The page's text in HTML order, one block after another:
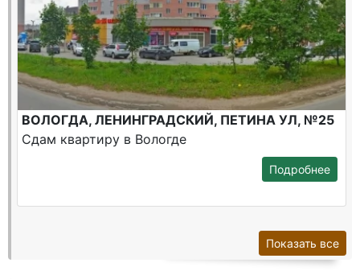
ВОЛОГДА, ЛЕНИНГРАДСКИЙ, ПЕТИНА УЛ, №25
Сдам квартиру в Вологде
Подробнее
Показать все